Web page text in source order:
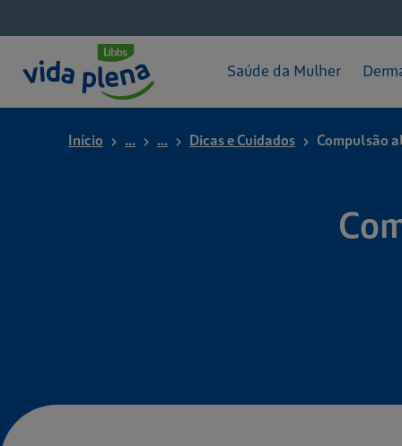
Saúde da Mulher
Início ... ... Dicas e Cuidados Compulsão